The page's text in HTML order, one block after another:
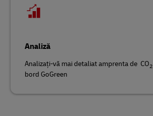
Analiză
Analizați-vă mai detaliat amprenta de CO2
bord GoGreen